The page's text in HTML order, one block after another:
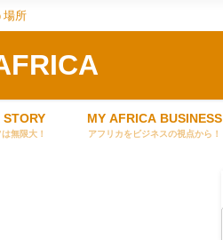
場所
STORY
無限大！
MY AFRICA BUSINESS
アフリカをビジネスの視点から！